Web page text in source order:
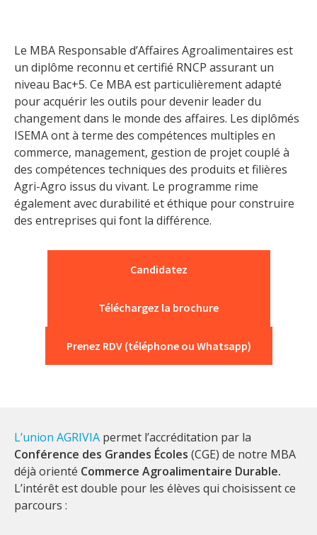
Le MBA Responsable d’Affaires Agroalimentaires est
un diplôme reconnu et certifié RNCP assurant un
niveau Bac+5. Ce MBA est particulièrement adapté
pour acquérir les outils pour devenir leader du
changement dans le monde des affaires. Les diplômés
ISEMA ont à terme des compétences multiples en
commerce, management, gestion de projet couplé à
des compétences techniques des produits et filières
Agri-Agro issus du vivant. Le programme rime
également avec durabilité et éthique pour construire
des entreprises qui font la différence.
Candidatez
Téléchargez la brochure
Prenez RDV (téléphone ou Whatsapp)
L’union AGRIVIA permet l’accréditation par la
Conférence des Grandes Écoles (CGE) de notre MBA
déjà orienté Commerce Agroalimentaire Durable.
L’intérêt est double pour les élèves qui choisissent ce
parcours :